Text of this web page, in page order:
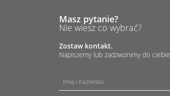
Masz pytanie?
Nie wiesz co wybrać?
Zostaw kontakt.
Napiszemy lub zadzwonimy do ciebie